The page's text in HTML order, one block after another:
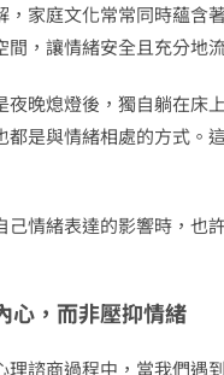
家庭文化常常同時蘊含
，讓情緒安全且充分地
晚熄燈後，獨自躺在床
都是與情緒相處的方式。
己情緒表達的影響時，也
心，而非壓抑情緒
諮商過程中，當我們遇